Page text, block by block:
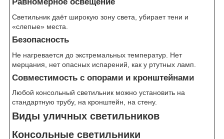
Светильник даёт широкую зону света, убирает тени и
«слепые» места.
Безопасность
Не нагревается до экстремальных температур. Нет
мерцания, нет опасных испарений, как у ртутных ламп.
Совместимость с опорами и кронштейнами
Любой консольный светильник можно установить на
стандартную трубу, на кронштейн, на стену.
Виды уличных светильников
Консольные светильники